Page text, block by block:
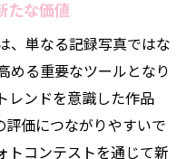
たな価値
、単なる記録写真ではな
める重要なツールとなり
レンドを意識した作品
評価につながりやすいで
トコンテストを通じて新